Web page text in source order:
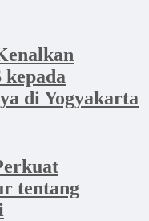
di Yogyakarta
tentang